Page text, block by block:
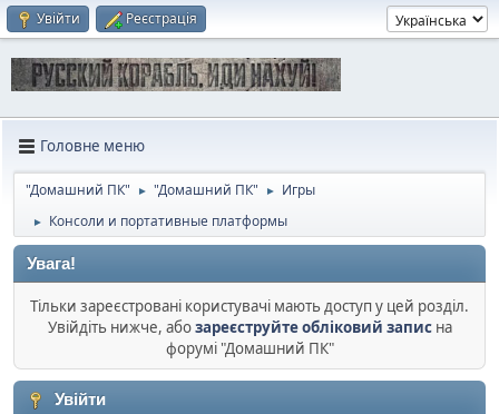
Увійти Реєстрація
Головне меню
"Домашний ПК" ► "Домашний ПК" ► Игры
► Консоли и портативные платформы
Увага!
Тільки зареєстровані користувачі мають доступ у цей розділ.
Увійдіть нижче, абозареєструйте обліковий записна
форумі "Домашний ПК"
Увійти